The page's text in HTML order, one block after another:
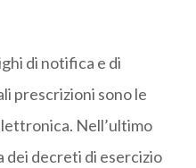
di notifica e di
prescrizioni sono le
Nell’ultimo
dei decreti di esercizio